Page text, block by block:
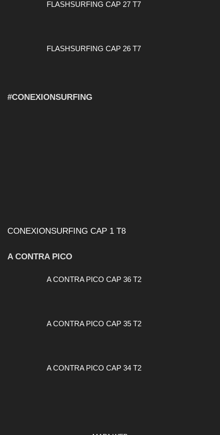
FLASHSURFING CAP 27 T7
FLASHSURFING CAP 26 T7
#CONEXIONSURFING
CONEXIONSURFING CAP 1 T8
A CONTRA PICO
A CONTRA PICO CAP 36 T2
A CONTRA PICO CAP 35 T2
A CONTRA PICO CAP 34 T2